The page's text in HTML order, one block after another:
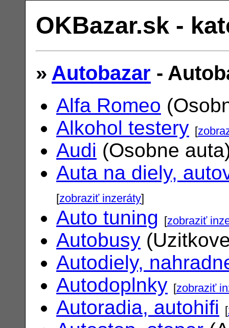
OKBazar.sk -
» Autobazar -
Alfa Romeo
Alkohol testery [
Audi (Osobne
Auta na diely,
[zobraziť inzeráty]
Auto tuning [zobraziť
Autobusy
Autodiely,
Autodoplnky [zobraziť
Autoradia, autohifi [